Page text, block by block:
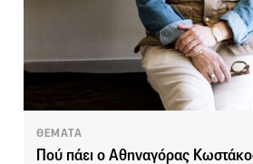
ΘΕΜΑΤΑ
Πού πάει ο Αθηναγόρας